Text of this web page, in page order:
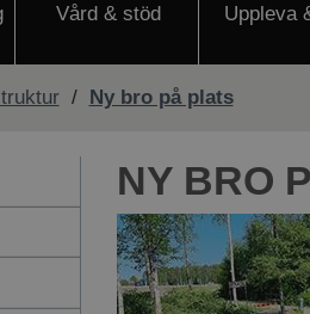
Vård & stöd Uppleva
/ Ny bro på plats
NY BRO